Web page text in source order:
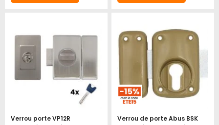
Verrou porte VP12R
Verrou de porte Abus BSK